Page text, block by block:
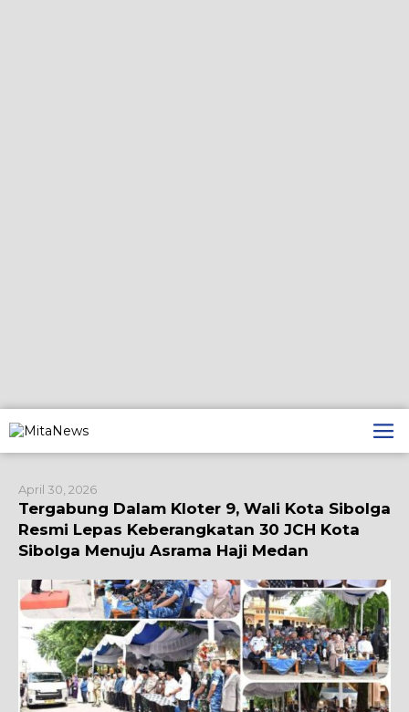
ke
konten
April 30, 2026
Tergabung Dalam Kloter 9, Wali Kota Sibolga
Resmi Lepas Keberangkatan 30 JCH Kota
Sibolga Menuju Asrama Haji Medan